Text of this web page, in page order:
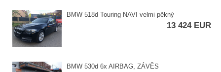
BMW 518d Touring NAVI velmi pěkný
13 424 EUR
BMW 530d 6x AIRBAG,​ ZÁVĚS